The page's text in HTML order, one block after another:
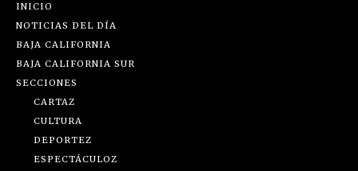
INICIO
NOTICIAS DEL DÍA
BAJA CALIFORNIA
BAJA CALIFORNIA SUR
SECCIONES
CARTAZ
CULTURA
DEPORTEZ
ESPECTÁCULOZ